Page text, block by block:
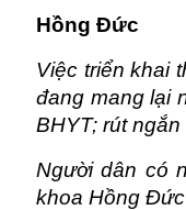
Hồng Đức
Việc triển khai
đang mang lại
BHYT; rút
Người dân có
khoa Hồng